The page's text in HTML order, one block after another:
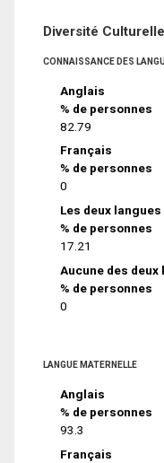
Diversité Culturelle
CONNAISSANCE DES
Anglais
% de personnes
82.79
Français
% de personnes
0
Les deux langues
% de personnes
17.21
Aucune des deux
% de personnes
0
LANGUE MATERNELLE
Anglais
% de personnes
93.3
Français